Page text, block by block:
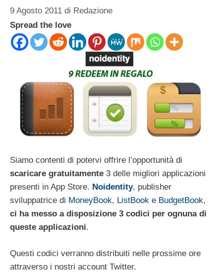
9 Agosto 2011 di Redazione
Spread the love
Siamo contenti di potervi offrire l’opportunità di
scaricare gratuitamente 3 delle migliori applicazioni
presenti in App Store. Noidentity, publisher
sviluppatrice di MoneyBook, ListBook e BudgetBook,
ci ha messo a disposizione 3 codici per ognuna di
queste applicazioni.
Questi codici verranno distribuiti nelle prossime ore
attraverso i nostri account Twitter.